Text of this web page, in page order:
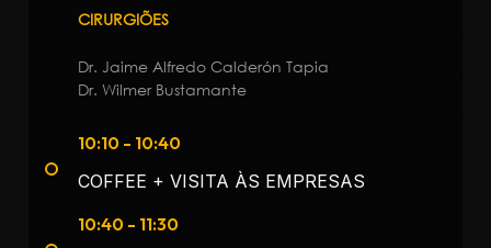
CIRURGIÕES
Dr. Jaime Alfredo Calderón Tapia
Dr. Wilmer Bustamante
10:10 - 10:40
COFFEE + VISITA ÀS EMPRESAS
10:40 - 11:30